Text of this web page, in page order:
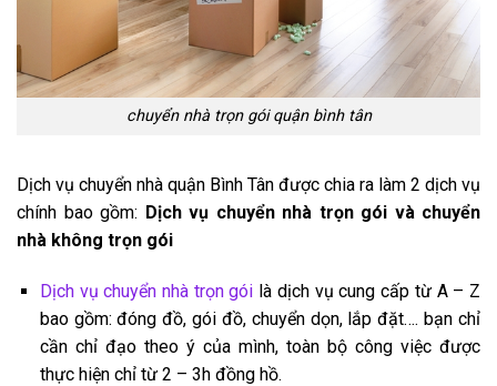
chuyển nhà trọn gói quận bình tân
Dịch vụ chuyển nhà quận Bình Tân được chia ra làm 2 dịch vụ
chính bao gồm: Dịch vụ chuyển nhà trọn gói và chuyển
nhà không trọn gói
Dịch vụ chuyển nhà trọn gói là dịch vụ cung cấp từ A – Z
bao gồm: đóng đồ, gói đồ, chuyển dọn, lắp đặt…. bạn chỉ
cần chỉ đạo theo ý của mình, toàn bộ công việc được
thực hiện chỉ từ 2 – 3h đồng hồ.